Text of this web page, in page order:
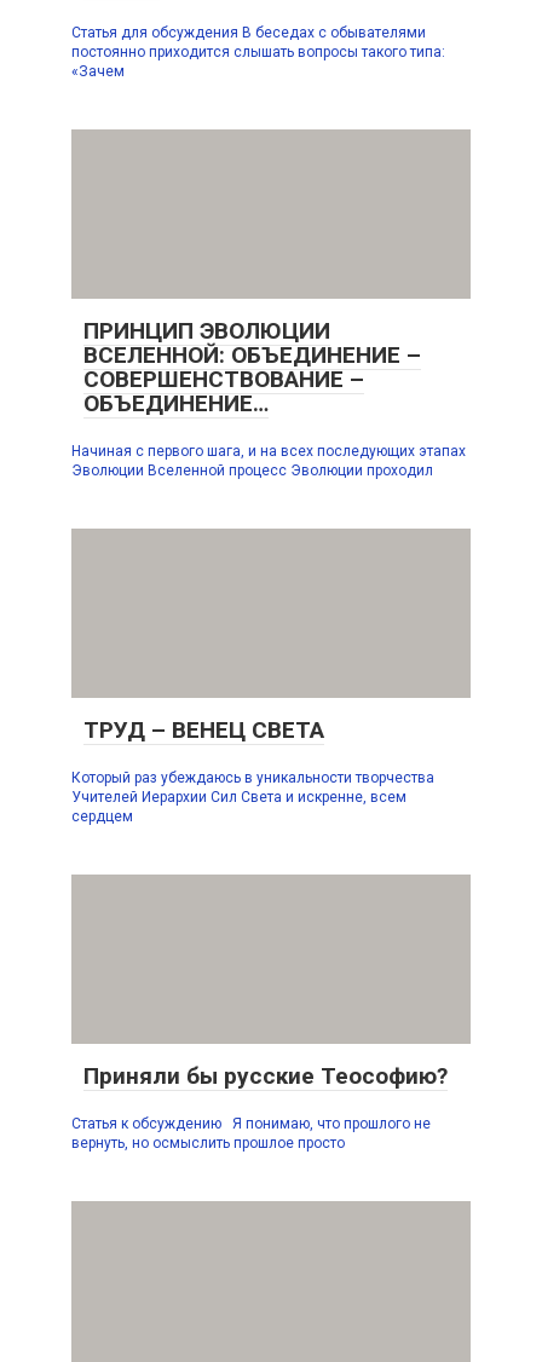
Статья для обсуждения В беседах с обывателями
постоянно приходится слышать вопросы такого типа:
«Зачем
ПРИНЦИП ЭВОЛЮЦИИ
ВСЕЛЕННОЙ: ОБЪЕДИНЕНИЕ –
СОВЕРШЕНСТВОВАНИЕ –
ОБЪЕДИНЕНИЕ…
Начиная с первого шага, и на всех последующих этапах
Эволюции Вселенной процесс Эволюции проходил
ТРУД – ВЕНЕЦ СВЕТА
Который раз убеждаюсь в уникальности творчества
Учителей Иерархии Сил Света и искренне, всем
сердцем
Приняли бы русские Теософию?
Статья к обсуждению Я понимаю, что прошлого не
вернуть, но осмыслить прошлое просто